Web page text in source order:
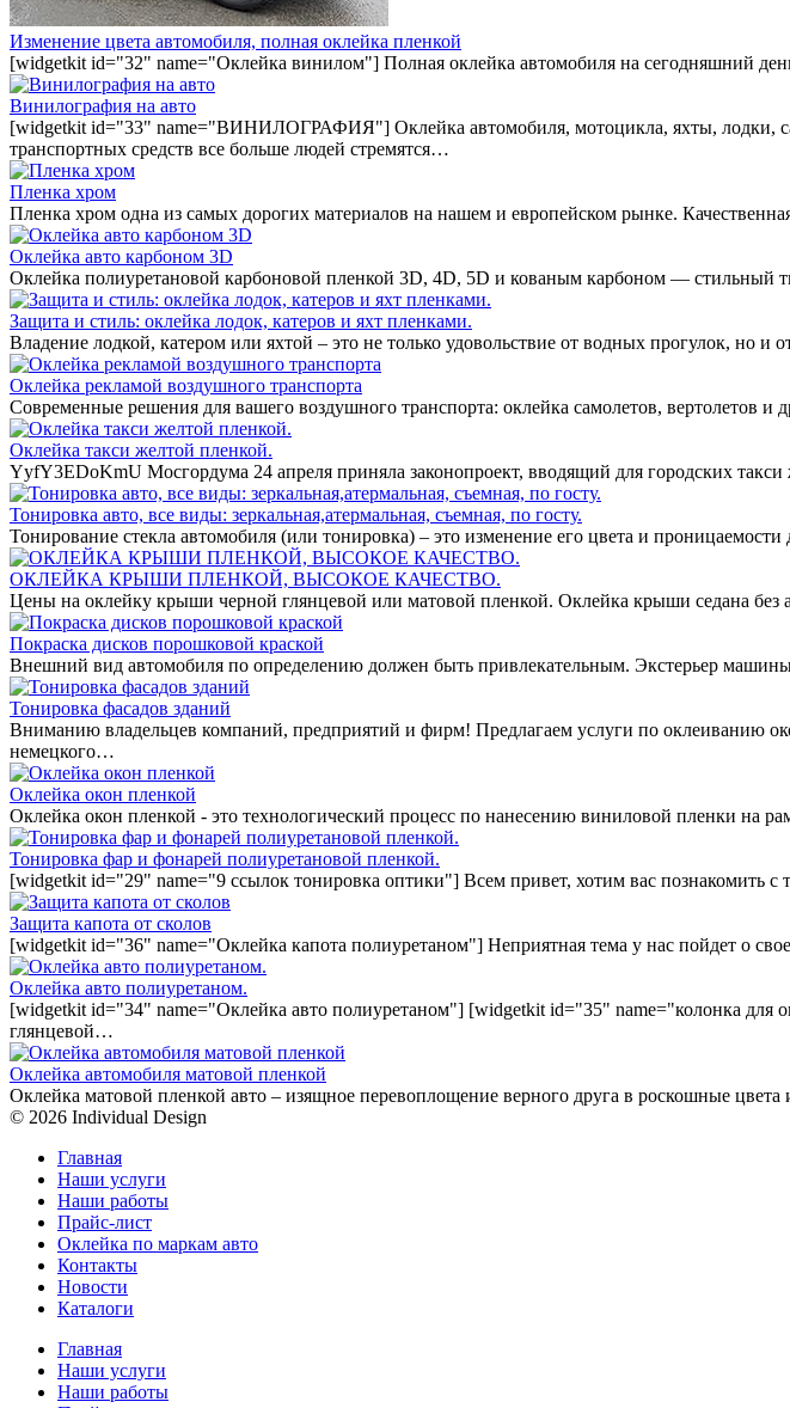
Изменение цвета автомобиля, полная оклейка пленкой
[widgetkit id="32" name="Оклейка винилом"] Полная оклейка автомобиля на сегодняшний
Винилография на авто
[widgetkit id="33" name="ВИНИЛОГРАФИЯ"] Оклейка автомобиля, мотоцикла, яхты, лодки,
транспортных средств все больше людей стремятся…
Пленка хром
Пленка хром одна из самых дорогих материалов на нашем и европейском рынке.
Оклейка авто карбоном 3D
Оклейка полиуретановой карбоновой пленкой 3D, 4D, 5D и кованым карбоном — стильный
Защита и стиль: оклейка лодок, катеров и яхт пленками.
Владение лодкой, катером или яхтой – это не только удовольствие от водных прогулок, но и
Оклейка рекламой воздушного транспорта
Современные решения для вашего воздушного транспорта: оклейка самолетов,
Оклейка такси желтой пленкой.
YyfY3EDoKmU Мосгордума 24 апреля приняла законопроект, вводящий для городских
Тонировка авто, все виды: зеркальная,атермальная, съемная, по госту.
Тонирование стекла автомобиля (или тонировка) – это изменение его цвета и
ОКЛЕЙКА КРЫШИ ПЛЕНКОЙ, ВЫСОКОЕ КАЧЕСТВО.
Цены на оклейку крыши черной глянцевой или матовой пленкой. Оклейка крыши седана
Покраска дисков порошковой краской
Внешний вид автомобиля по определению должен быть привлекательным. Экстерьер
Тонировка фасадов зданий
Вниманию владельцев компаний, предприятий и фирм! Предлагаем услуги по оклеиванию
немецкого…
Оклейка окон пленкой
Оклейка окон пленкой - это технологический процесс по нанесению виниловой пленки на
Тонировка фар и фонарей полиуретановой пленкой.
[widgetkit id="29" name="9 ссылок тонировка оптики"] Всем привет, хотим вас познакомить
Защита капота от сколов
[widgetkit id="36" name="Оклейка капота полиуретаном"] Неприятная тема у нас пойдет о
Оклейка авто полиуретаном.
[widgetkit id="34" name="Оклейка авто полиуретаном"] [widgetkit id="35" name="колонка для
глянцевой…
Оклейка автомобиля матовой пленкой
Оклейка матовой пленкой авто – изящное перевоплощение верного друга в роскошные
© 2026 Individual Design
Главная
Наши услуги
Наши работы
Прайс-лист
Оклейка по маркам авто
Контакты
Новости
Каталоги
Главная
Наши услуги
Наши работы